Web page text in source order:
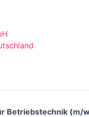
Betriebstechnik (m/